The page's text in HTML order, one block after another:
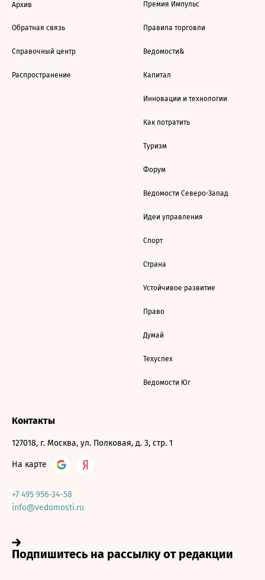
Архив
Обратная связь
Справочный центр
Распространение
Премия Импульс
Правила торговли
Ведомости&
Капитал
Инновации и технологии
Как потратить
Туризм
Форум
Ведомости Северо-Запад
Идеи управления
Спорт
Страна
Устойчивое развитие
Право
Думай
Техуспех
Ведомости Юг
Контакты
127018, г. Москва, ул. Полковая, д. 3, стр. 1
На карте
+7 495 956-34-58
info@vedomosti.ru